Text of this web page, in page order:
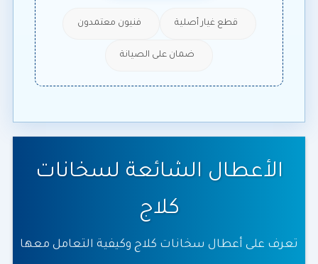
قطع غيار أصلية فنيون معتمدون
ضمان على الصيانة
الأعطال الشائعة لسخانات
كلاج
تعرف على أعطال سخانات كلاج وكيفية التعامل معها